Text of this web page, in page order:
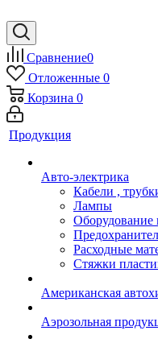
Сравнение0
Отложенные 0
Корзина 0
Продукция
Авто-электрика
Кабели ,
Лампы
Оборудование
Расходные
Стяжки
Американская
Аэрозольная